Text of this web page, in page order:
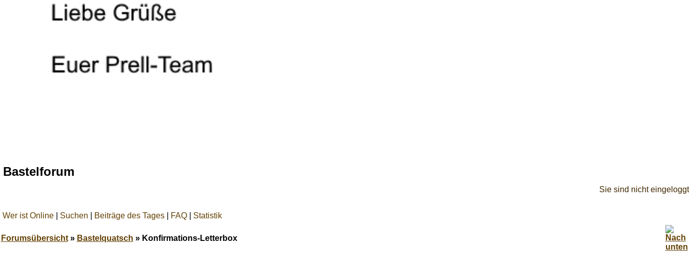
Bastelforum
Sie sind nicht eingeloggt
Wer ist Online Suchen Beiträge des Tages FAQ Statistik
Forumsübersicht» Bastelquatsch » Konfirmations-Letterbox